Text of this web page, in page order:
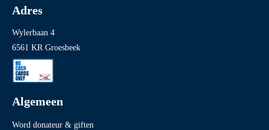
Adres
Wylerbaan 4
6561 KR Groesbeek
Algemeen
Word donateur & giften